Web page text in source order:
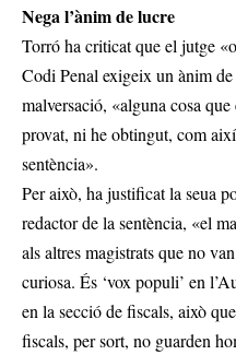
Nega l’ànim de lucre
Torró ha criticat que el jutge
Codi Penal exigeix un ànim
malversació, «alguna cosa
provat, ni he obtingut, com
sentència».
Per això, ha justificat la seua
redactor de la sentència, «el
als altres magistrats que no
curiosa. És ‘vox populi’ en
en la secció de fiscals, això
fiscals, per sort, no guarden